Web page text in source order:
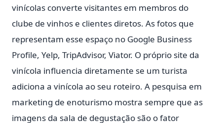
vinícolas converte visitantes em membros do
clube de vinhos e clientes diretos. As fotos que
representam esse espaço no Google Business
Profile, Yelp, TripAdvisor, Viator. O próprio site da
vinícola influencia diretamente se um turista
adiciona a vinícola ao seu roteiro. A pesquisa em
marketing de enoturismo mostra sempre que as
imagens da sala de degustação são o fator